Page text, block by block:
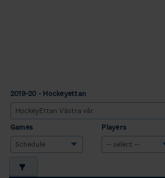
2019-20 - Hockeyettan
Games Players